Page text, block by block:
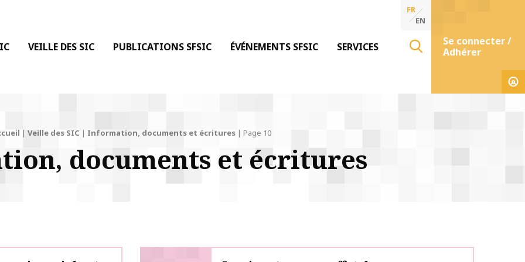
LA COMMUNICATION
VEILLE DES SIC PUBLICATIONS SFSIC ÉVÉNEMENTS SFSIC SERVICES
FR
EN
Se connecter /
Adhérer
| Veille des SIC | Information, documents et écritures| Page 10
documents et écritures